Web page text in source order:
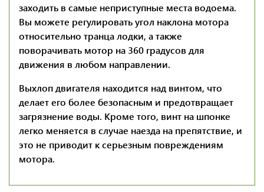
заходить в самые неприступные места водоема.
Вы можете регулировать угол наклона мотора
относительно транца лодки, а также
поворачивать мотор на 360 градусов для
движения в любом направлении.
Выхлоп двигателя находится над винтом, что
делает его более безопасным и предотвращает
загрязнение воды. Кроме того, винт на шпонке
легко меняется в случае наезда на препятствие, и
это не приводит к серьезным повреждениям
мотора.